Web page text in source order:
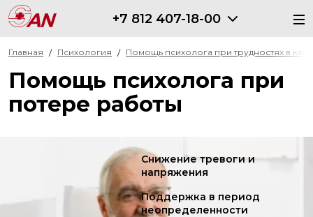
+7 812 407-18-00
Главная Психология Помощь психолога при трудностях в
Помощь психолога при
потере работы
Снижение тревоги и
напряжения
Поддержка в период
неопределенности